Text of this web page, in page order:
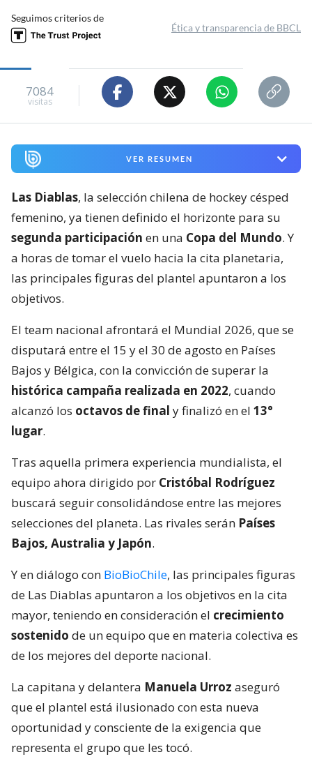
Seguimos criterios de
Ética y transparencia de BBCL
7084
visitas
VER RESUMEN
Las Diablas, la selección chilena de hockey césped
femenino, ya tienen definido el horizonte para su
segunda participación en una Copa del Mundo. Y
a horas de tomar el vuelo hacia la cita planetaria,
las principales figuras del plantel apuntaron a los
objetivos.
El team nacional afrontará el Mundial 2026, que se
disputará entre el 15 y el 30 de agosto en Países
Bajos y Bélgica, con la convicción de superar la
histórica campaña realizada en 2022, cuando
alcanzó los octavos de final y finalizó en el 13°
lugar.
Tras aquella primera experiencia mundialista, el
equipo ahora dirigido por Cristóbal Rodríguez
buscará seguir consolidándose entre las mejores
selecciones del planeta. Las rivales serán Países
Bajos, Australia y Japón.
Y en diálogo con BioBioChile, las principales figuras
de Las Diablas apuntaron a los objetivos en la cita
mayor, teniendo en consideración el crecimiento
sostenido de un equipo que en materia colectiva es
de los mejores del deporte nacional.
La capitana y delantera Manuela Urroz aseguró
que el plantel está ilusionado con esta nueva
oportunidad y consciente de la exigencia que
representa el grupo que les tocó.